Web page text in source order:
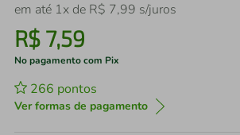
em até 1x de R$ 7,99 s/juros
R$ 7,59
No pagamento com Pix
266 pontos
Ver formas de pagamento